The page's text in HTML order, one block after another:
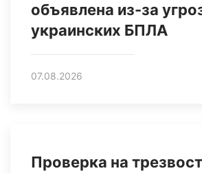
объявлена из-за
украинских БПЛА
07.08.2026
Проверка на